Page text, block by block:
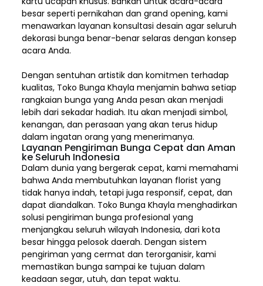
besar seperti pernikahan dan grand opening, kami
menawarkan layanan konsultasi desain agar seluruh
dekorasi bunga benar-benar selaras dengan konsep
acara Anda.
Dengan sentuhan artistik dan komitmen terhadap
kualitas, Toko Bunga Khayla menjamin bahwa setiap
rangkaian bunga yang Anda pesan akan menjadi
lebih dari sekadar hadiah. Itu akan menjadi simbol,
kenangan, dan perasaan yang akan terus hidup
dalam ingatan orang yang menerimanya.
Layanan Pengiriman Bunga Cepat dan Aman
ke Seluruh Indonesia
Dalam dunia yang bergerak cepat, kami memahami
bahwa Anda membutuhkan layanan florist yang
tidak hanya indah, tetapi juga responsif, cepat, dan
dapat diandalkan. Toko Bunga Khayla menghadirkan
solusi pengiriman bunga profesional yang
menjangkau seluruh wilayah Indonesia,dari kota
besar hingga pelosok daerah. Dengan sistem
pengiriman yang cermat dan terorganisir, kami
memastikan bunga sampai ke tujuan dalam
keadaan segar, utuh, dan tepat waktu.